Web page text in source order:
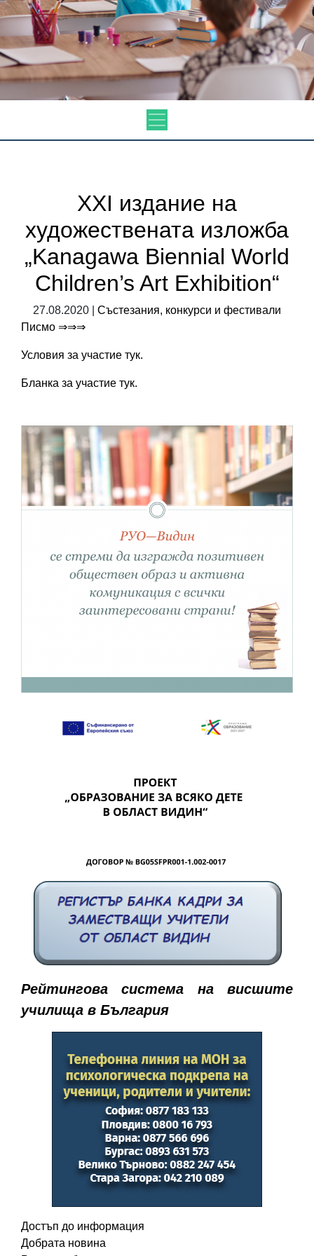
XXI издание на
художествената изложба
„Kanagawa Biennial World
Children’s Art Exhibition“
27.08.2020 | Състезания, конкурси и фестивали
Писмо ⇒⇒⇒
Условия за участие тук.
Бланка за участие тук.
Рейтингова система на висшите
училища в България
Достъп до информация
Добрата новина